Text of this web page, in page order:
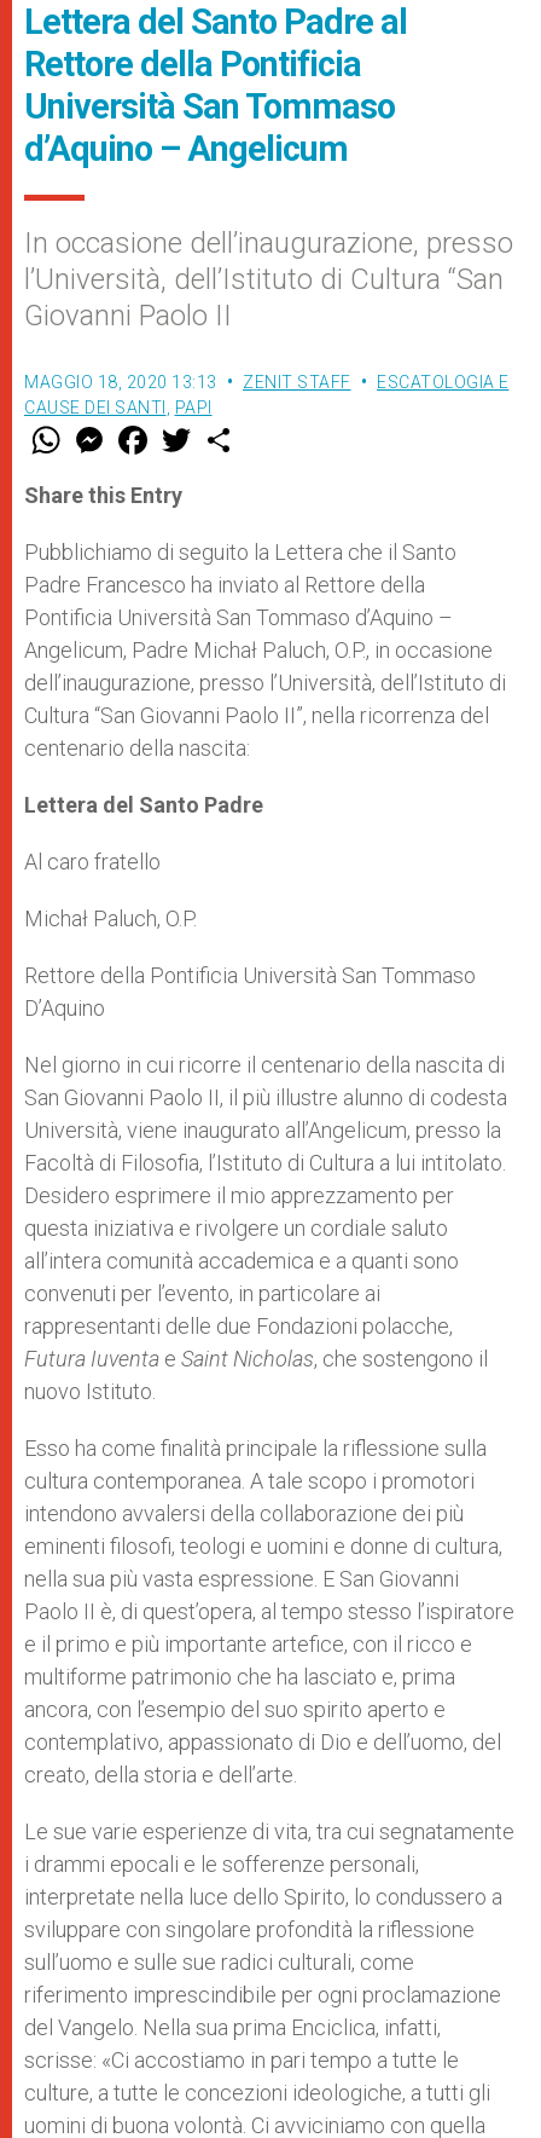
Lettera del Santo Padre al
Rettore della Pontificia
Università San Tommaso
d’Aquino – Angelicum
In occasione dell’inaugurazione, presso
l’Università, dell’Istituto di Cultura “San
Giovanni Paolo II
MAGGIO 18, 2020 13:13 ZENIT STAFF
ESCATOLOGIA E
CAUSE DEI SANTI
PAPI
W
t
s
p
p
M
e
s
e
g
e
r
F
a
e
b
o
k
w
r
Share this Entry
Pubblichiamo di seguito la Lettera che il Santo
Padre Francesco ha inviato al Rettore della
Pontificia Università San Tommaso d’Aquino –
Angelicum, Padre Michał Paluch, O.P., in occasione
dell’inaugurazione, presso l’Università, dell’Istituto di
Cultura “San Giovanni Paolo II”, nella ricorrenza del
centenario della nascita:
Lettera del Santo Padre
Al caro fratello
Michał Paluch, O.P.
Rettore della Pontificia Università San Tommaso
D’Aquino
Nel giorno in cui ricorre il centenario della nascita di
San Giovanni Paolo II, il più illustre alunno di codesta
Università, viene inaugurato all’Angelicum, presso la
Facoltà di Filosofia, l’Istituto di Cultura a lui intitolato.
Desidero esprimere il mio apprezzamento per
questa iniziativa e rivolgere un cordiale saluto
all’intera comunità accademica e a quanti sono
convenuti per l’evento, in particolare ai
rappresentanti delle due Fondazioni polacche,
Futura Iuventa e Saint Nicholas, che sostengono il
nuovo Istituto.
Esso ha come finalità principale la riflessione sulla
cultura contemporanea. A tale scopo i promotori
intendono avvalersi della collaborazione dei più
eminenti filosofi, teologi e uomini e donne di cultura,
nella sua più vasta espressione. E San Giovanni
Paolo II è, di quest’opera, al tempo stesso l’ispiratore
e il primo e più importante artefice, con il ricco e
multiforme patrimonio che ha lasciato e, prima
ancora, con l’esempio del suo spirito aperto e
contemplativo, appassionato di Dio e dell’uomo, del
creato, della storia e dell’arte.
Le sue varie esperienze di vita, tra cui segnatamente
i drammi epocali e le sofferenze personali,
interpretate nella luce dello Spirito, lo condussero a
sviluppare con singolare profondità la riflessione
sull’uomo e sulle sue radici culturali, come
riferimento imprescindibile per ogni proclamazione
del Vangelo. Nella sua prima Enciclica, infatti,
scrisse: «Ci accostiamo in pari tempo a tutte le
culture, a tutte le concezioni ideologiche, a tutti gli
uomini di buona volontà. Ci avviciniamo con quella